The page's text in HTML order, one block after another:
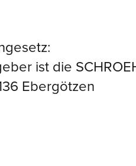
ist die
Ebergötzen